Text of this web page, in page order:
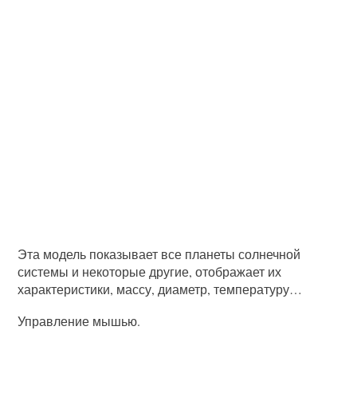
Эта модель показывает все планеты солнечной
системы и некоторые другие, отображает их
характеристики, массу, диаметр, температуру…
Управление мышью.